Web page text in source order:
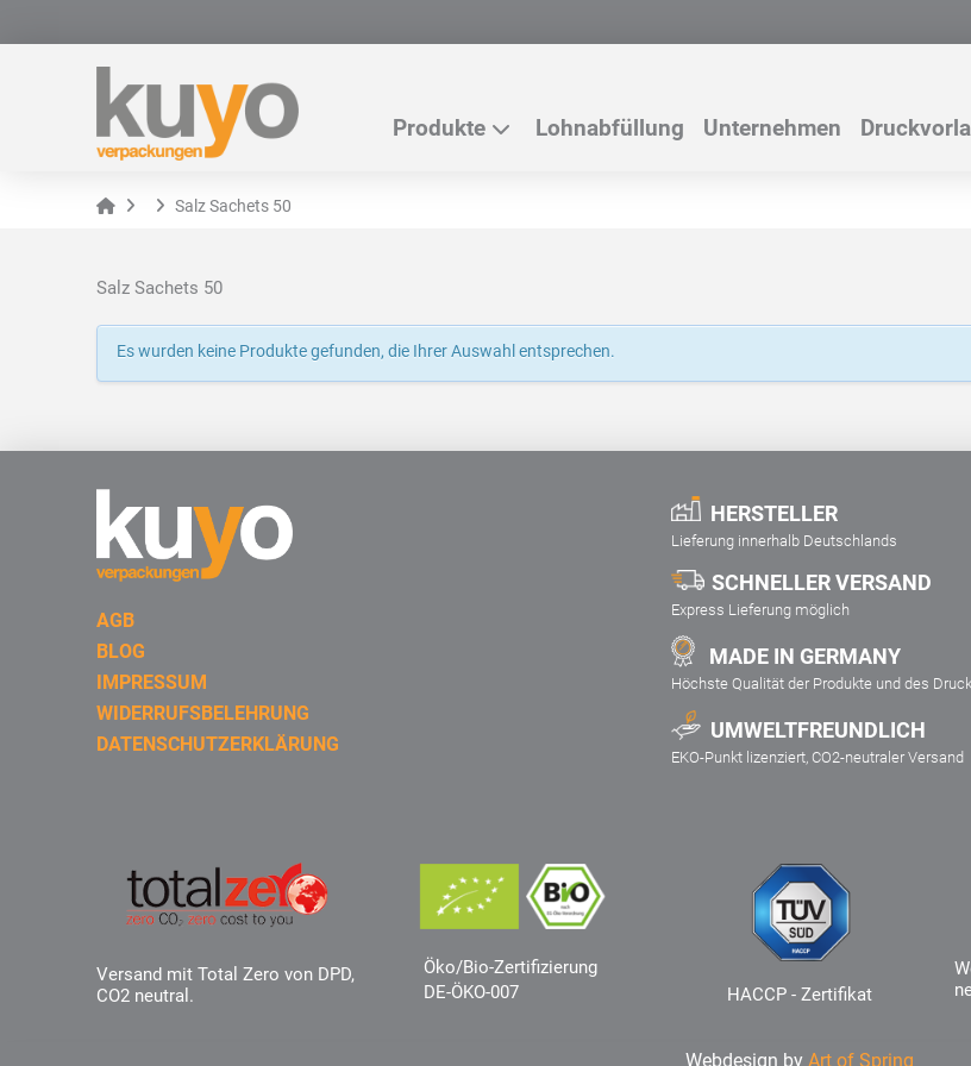
Produkte Lohnabfüllung Unternehmen
Home Salz Sachets 50
Salz Sachets 50
Es wurden keine Produkte gefunden, die Ihrer Auswahl entsprechen.
AGB
BLOG
IMPRESSUM
WIDERRUFSBELEHRUNG
DATENSCHUTZERKLÄRUNG
HERSTELLER
Lieferung innerhalb Deutschlands
SCHNELLER VERSAND
Express Lieferung möglich
MADE IN GERMANY
Höchste Qualität der Produkte und des
UMWELTFREUNDLICH
EKO-Punkt lizenziert, CO2-neutraler Versand
Versand mit Total Zero von DPD,
CO2 neutral.
Öko/Bio-Zertifizierung
DE-ÖKO-007
HACCP - Zertifikat
Webdesign by Art of Spring